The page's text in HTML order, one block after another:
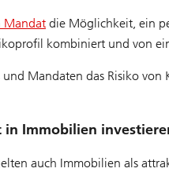
Mandat die Möglichkeit, ein
kombiniert und von
Mandaten das Risiko
Immobilien
auch Immobilien als